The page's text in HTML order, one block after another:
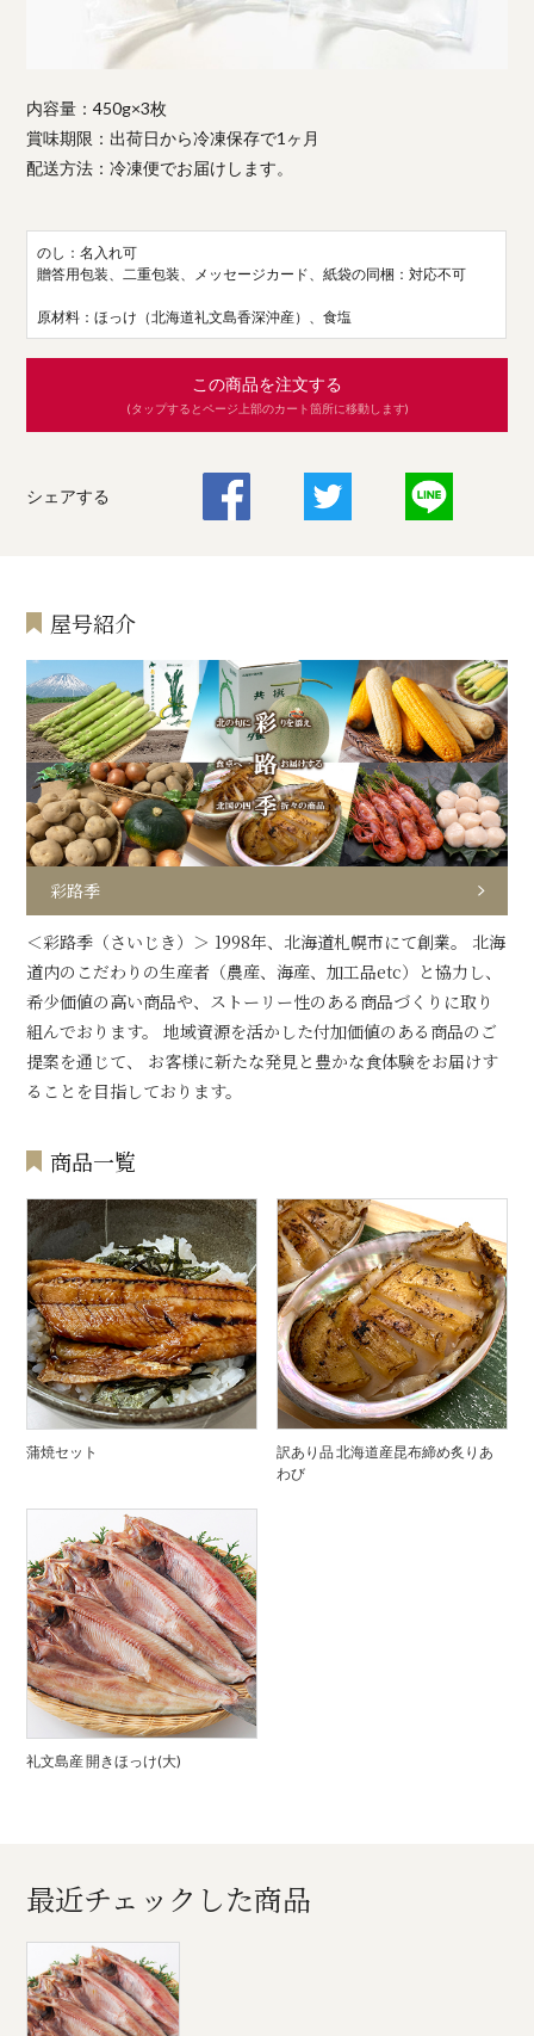
内容量：450g×3枚
賞味期限：出荷日から冷凍保存で1ヶ月
配送方法：冷凍便でお届けします。
のし：名入れ可
贈答用包装、二重包装、メッセージカード、紙袋の同梱：対応不可
原材料：ほっけ（北海道礼文島香深沖産）、食塩
この商品を注文する
(タップするとページ上部のカート箇所に移動します)
シェアする
屋号紹介
彩路季
＜彩路季（さいじき）＞ 1998年、北海道札幌市にて創業。 北海
道内のこだわりの生産者（農産、海産、加工品etc）と協力し、
希少価値の高い商品や、ストーリー性のある商品づくりに取り
組んでおります。 地域資源を活かした付加価値のある商品のご
提案を通じて、 お客様に新たな発見と豊かな食体験をお届けす
ることを目指しております。
商品一覧
蒲焼セット
訳あり品 北海道産昆布締め炙りあ
わび
礼文島産 開きほっけ(大)
最近チェックした商品